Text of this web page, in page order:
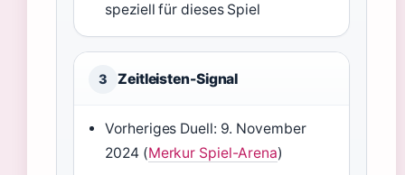
speziell für dieses Spiel
3 Zeitleisten-Signal
Vorheriges Duell: 9. November
2024 (Merkur Spiel-Arena)